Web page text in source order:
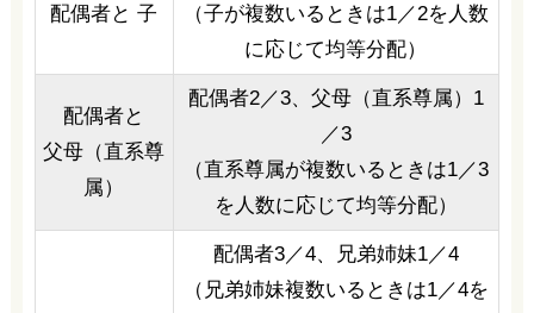
配偶者と 子
（子が複数いるときは1／2を人数
に応じて均等分配）
配偶者と
父母（直系尊
属）
配偶者2／3、父母（直系尊属）1
／3
（直系尊属が複数いるときは1／3
を人数に応じて均等分配）
配偶者3／4、兄弟姉妹1／4
（兄弟姉妹複数いるときは1／4を